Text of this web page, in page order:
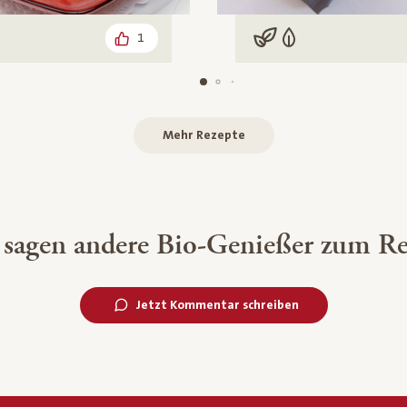
1 Vegan
Vegetarisch
Mehr Rezepte
andere Bio-Genießer zum
Jetzt Kommentar schreiben